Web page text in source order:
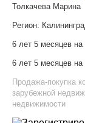
Толкачева Марина
Регион:
6 лет 5 месяцев на
6 лет 5 месяцев на
Продажа-покупка
зарубежной
недвижимости